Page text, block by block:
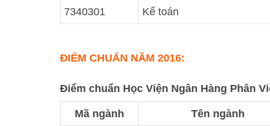
7340301 Kế toán
ĐIỂM CHUẨN NĂM 2016:
Điểm chuẩn Học Viện Ngân Hàng Phân
Mã ngành Tên ngành